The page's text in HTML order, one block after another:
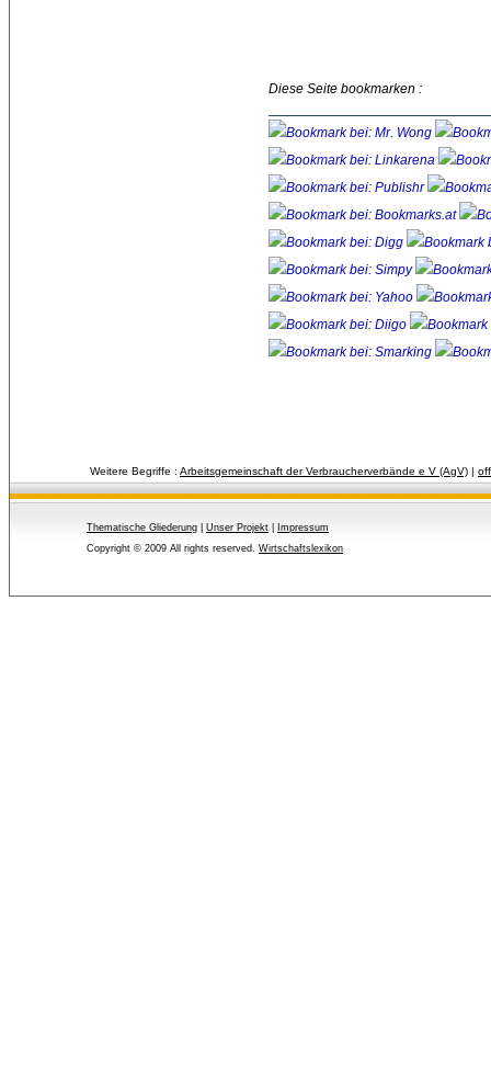
Diese Seite bookmarken :
Weitere Begriffe : Arbeitsgemeinschaft der Verbraucherverbände e V (AgV) |
Thematische Gliederung Unser Projekt
Impressum
Copyright © 2009 All rights reserved. Wirtschaftslexikon